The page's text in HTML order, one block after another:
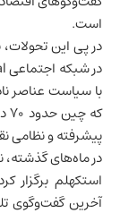
است.
در پی این
با سیاست عناصر
پیشرفته و نظامی
در ماه‌های گذشته،
استکهلم برگزار
آخرین گفت‌وگوی